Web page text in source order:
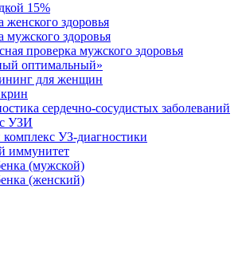
15%
женского здоровья
мужского здоровья
проверка мужского здоровья
оптимальный»
для женщин
сердечно-сосудистых заболеваний
УЗИ
УЗ-диагностики
иммунитет
(мужской)
(женский)